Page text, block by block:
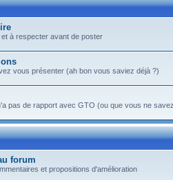
et à respecter avant de poster
vous présenter (ah bon vous saviez déjà ?)
pas de rapport avec GTO (ou que vous ne
forum
et propositions d'amélioration